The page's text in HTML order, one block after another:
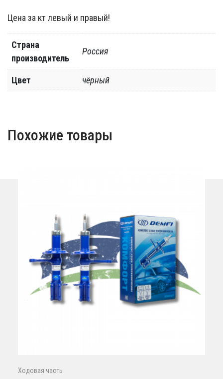
Цена за кт левый и правый!
Страна
производитель
Россия
Цвет чёрный
Похожие товары
Ходовая часть